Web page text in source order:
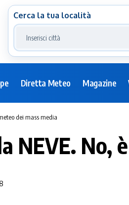
Cerca la tua località
Diretta Meteo Magazine
dei mass media
NEVE. No,